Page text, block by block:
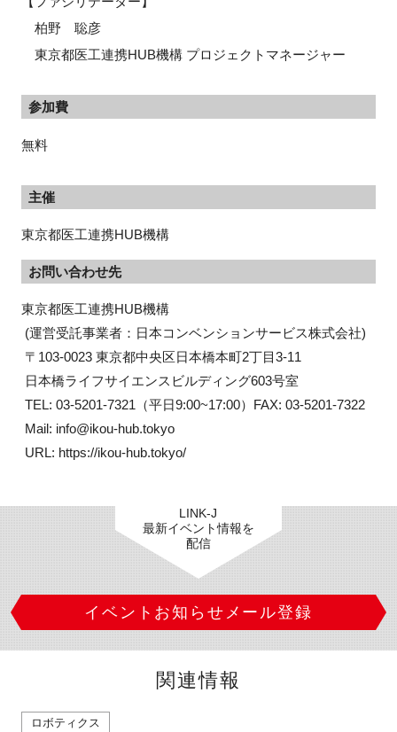
柏野 聡彦
東京都医工連携HUB機構 プロジェクトマネージャー
参加費
無料
主催
東京都医工連携HUB機構
お問い合わせ先
東京都医工連携HUB機構
URL: https://ikou-hub.tokyo/
LINK-J
最新イベント情報を
配信
イベントお知らせメール登録
関連情報
ロボティクス